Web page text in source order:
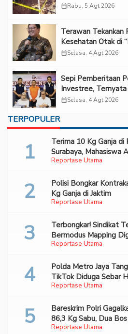
calendar_monthRabu, 5 Agt 2026
Terawan Tekankan
Kesehatan Otak di
Forum 2026 UPN
calendar_monthSelasa, 4 Agt 2026
Sepi Pemberitaan
Investree, Ternyata
calendar_monthSelasa, 4 Agt 2026
TERPOPULER
Reportase Utama
Terima 10 Kg Ganja di
Surabaya, Mahasiswa
Bareskrim
Reportase Utama
Polisi Bongkar
Kg Ganja di Jaktim
Reportase Utama
Terbongkar! Sindikat
Bermodus Mapping
Reportase Utama
Polda Metro Jaya
TikTok Diduga Sebar
Turunkan Prabowo-
Reportase Utama
Bareskrim Polri
86,3 Kg Sabu, Dua
Diburu